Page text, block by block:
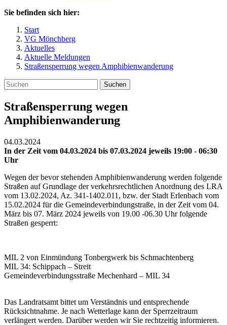
Sie befinden sich hier:
Start
VG Mönchberg
Aktuelles
Aktuelle Meldungen
Straßensperrung wegen Amphibienwanderung
Suchen
Straßensperrung wegen
Amphibienwanderung
04.03.2024
In der Zeit vom 04.03.2024 bis 07.03.2024 jeweils 19:00 - 06:30
Uhr
Wegen der bevor stehenden Amphibienwanderung werden folgende
Straßen auf Grundlage der verkehrsrechtlichen Anordnung des LRA
vom 13.02.2024, Az. 341-1402.011, bzw. der Stadt Erlenbach vom
15.02.2024 für die Gemeindeverbindungstraße, in der Zeit vom 04.
März bis 07. März 2024 jeweils von 19.00 -06.30 Uhr folgende
Straßen gesperrt:
MIL 2 von Einmündung Tonbergwerk bis Schmachtenberg
MIL 34: Schippach – Streit
Gemeindeverbindungsstraße Mechenhard – MIL 34
Das Landratsamt bittet um Verständnis und entsprechende
Rücksichtnahme. Je nach Wetterlage kann der Sperrzeitraum
verlängert werden. Darüber werden wir Sie rechtzeitig informieren.